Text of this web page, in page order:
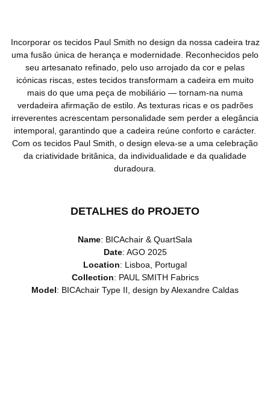
Incorporar os tecidos Paul Smith no design da nossa cadeira traz
uma fusão única de herança e modernidade. Reconhecidos pelo
seu artesanato refinado, pelo uso arrojado da cor e pelas
icónicas riscas, estes tecidos transformam a cadeira em muito
mais do que uma peça de mobiliário — tornam-na numa
verdadeira afirmação de estilo. As texturas ricas e os padrões
irreverentes acrescentam personalidade sem perder a elegância
intemporal, garantindo que a cadeira reúne conforto e carácter.
Com os tecidos Paul Smith, o design eleva-se a uma celebração
da criatividade britânica, da individualidade e da qualidade
duradoura.
DETALHES do PROJETO
Name: BICAchair & QuartSala
Date: AGO 2025
Location: Lisboa, Portugal
Collection: PAUL SMITH Fabrics
Model: BICAchair Type II, design by Alexandre Caldas